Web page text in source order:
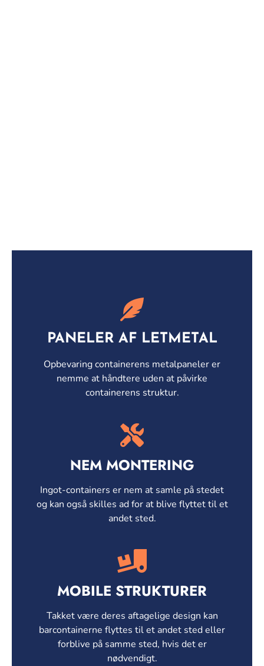
PANELER AF LETMETAL
Opbevaring containerens metalpaneler er
nemme at håndtere uden at påvirke
containerens struktur.
NEM MONTERING
Ingot-containers er nem at samle på stedet
og kan også skilles ad for at blive flyttet til et
andet sted.
MOBILE STRUKTURER
Takket være deres aftagelige design kan
barcontainerne flyttes til et andet sted eller
forblive på samme sted, hvis det er
nødvendigt.